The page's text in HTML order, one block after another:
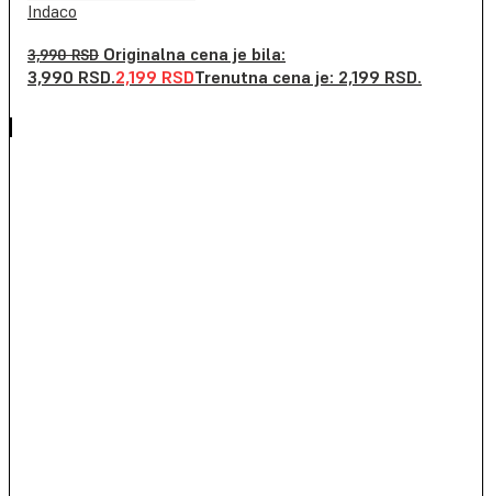
Indaco
3,990RSD Originalna cena je bila:
3,990 RSD.2,199 RSDTrenutna cena je: 2,199 RSD.